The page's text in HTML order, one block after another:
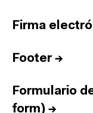
Firma
Footer→
Formulario
form) →